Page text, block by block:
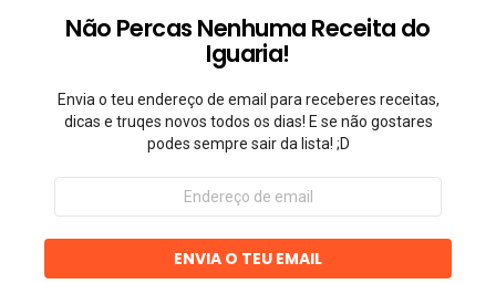
Não Percas Nenhuma Receita do
Iguaria!
Envia o teu endereço de email para receberes receitas,
dicas e truqes novos todos os dias! E se não gostares
podes sempre sair da lista! ;D
Endereço
email
ENVIA O TEU EMAIL